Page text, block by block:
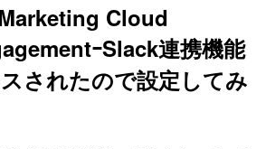
Cloud
ｰSlack連携機能
されたので設定してみ